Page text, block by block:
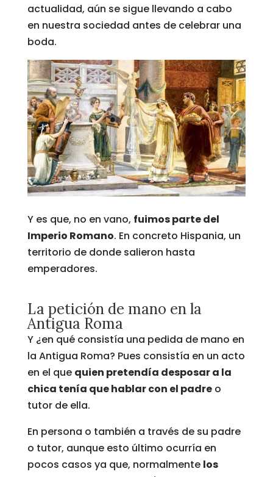
actualidad, aún se sigue llevando a cabo
en nuestra sociedad antes de celebrar una
boda.
Y es que, no en vano, fuimos parte del
Imperio Romano. En concreto Hispania, un
territorio de donde salieron hasta
emperadores.
La petición de mano en la
Antigua Roma
Y ¿en qué consistía una pedida de mano en
la Antigua Roma? Pues consistía en un acto
en el que quien pretendía desposar a la
chica tenía que hablar con el padreo
tutor de ella.
En persona o también a través de su padre
o tutor, aunque esto último ocurría en
pocos casos ya que, normalmente los